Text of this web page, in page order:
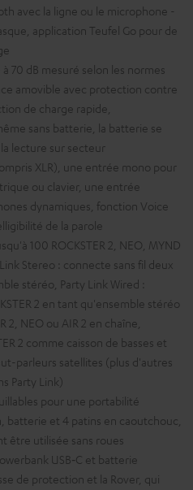
avec la ligne ou le microphone -
application Teufel Go pour de
70 dB mesuré selon les normes
amovible avec protection contre
de charge rapide,
sans batterie, la batterie se
lecture sur secteur
XLR), une entrée mono pour
ou clavier, une entrée
dynamiques, fonction Voice
de la parole
100 ROCKSTER 2, NEO, MYND
Link Stereo : connecte sans fil deux
stéréo, Party Link Wired :
2 en tant qu'ensemble stéréo
2, NEO ou AIR 2 en chaîne,
2 comme caisson de basses et
parleurs satellites (plus d'autres
Party Link)
pour une portabilité
et 4 patins en caoutchouc,
être utilisée sans roues
USB‑C et batterie
de protection et la Rover, qui